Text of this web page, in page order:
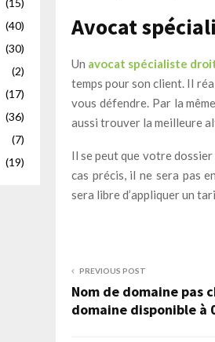
Avocat
Un avocat spécialiste
temps pour son client. Il
vous défendre. Par la
aussi trouver la meilleure
Il se peut que votre dossier
cas précis, il ne sera pas
sera libre d’appliquer un
PREVIOUS POST
Nom de domaine pas
domaine disponible à
(15)
(40)
(30)
(2)
(17)
(36)
(7)
(19)